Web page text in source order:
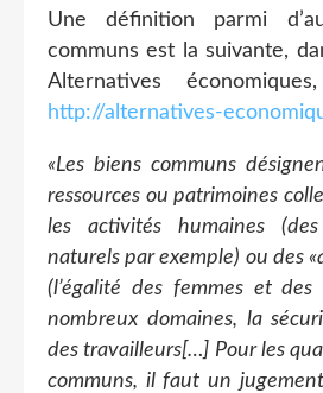
Une définition parmi
communs est la suivante,
Alternatives
http://alternatives-
«Les biens communs
ressources ou patrimoines
les activités humaines
naturels par exemple) ou des
(l’égalité des femmes et
nombreux domaines, la
des travailleurs[…] Pour les
communs, il faut un